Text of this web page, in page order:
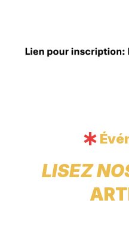
LISEZ